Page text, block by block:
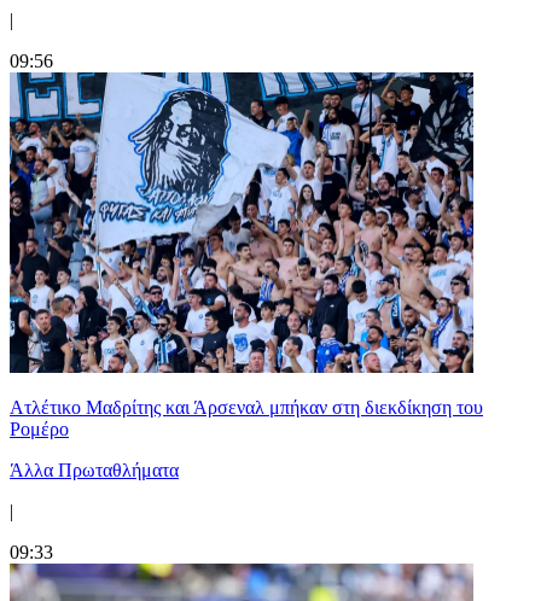
|
09:56
Ατλέτικο Μαδρίτης και Άρσεναλ μπήκαν στη διεκδίκηση του
Ρομέρο
Άλλα Πρωταθλήματα
|
09:33